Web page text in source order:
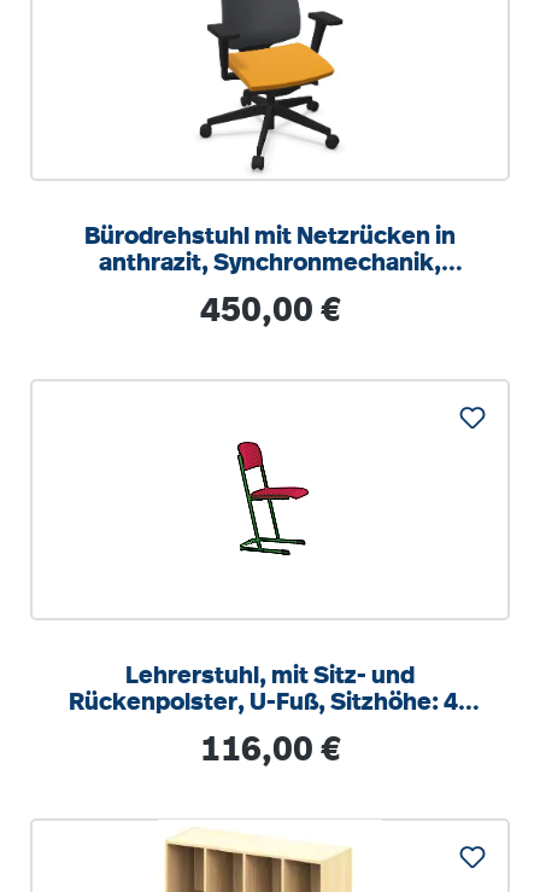
Bürodrehstuhl mit Netzrücken in
anthrazit, Synchronmechanik,
Regulärer Preis:
450,00 €
Lehrerstuhl, mit Sitz- und
Rückenpolster, U-Fuß, Sitzhöhe: 46
Regulärer Preis:
116,00 €